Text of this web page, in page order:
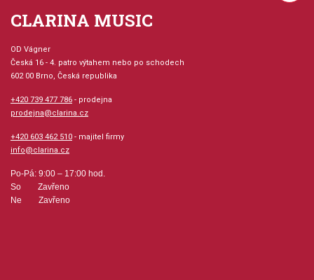
Velikost (rozměr): 23 x 30 cm
Počet skladeb: 11
Počet stran: 23
hudební úprava: melodie / akordy
Obsazení: solo
Výrobce: Warner Bros. Publications
CLARINA MUSIC
OD Vágner
Česká 16 - 4. patro výtahem nebo po schodech
602 00 Brno, Česká republika
+420 739 477 786 - prodejna
prodejna@clarina.cz
+420 603 462 510 - majitel firmy
info@clarina.cz
Po-Pá: 9:00 – 17:00 hod.
So Zavřeno
Ne Zavřeno